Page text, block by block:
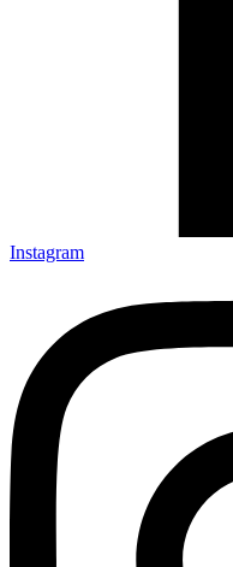
Instagram